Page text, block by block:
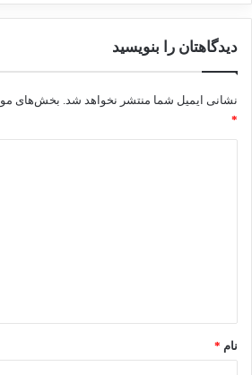
دیدگاهتان را بنویسید
نشانی ایمیل شما منتشر نخواهد شد. بخش‌های
*
نام *